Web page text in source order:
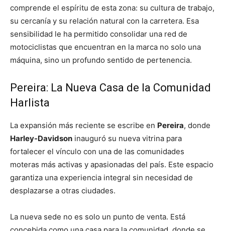
comprende el espíritu de esta zona: su cultura de trabajo,
su cercanía y su relación natural con la carretera. Esa
sensibilidad le ha permitido consolidar una red de
motociclistas que encuentran en la marca no solo una
máquina, sino un profundo sentido de pertenencia.
Pereira: La Nueva Casa de la Comunidad
Harlista
La expansión más reciente se escribe en Pereira, donde
Harley-Davidson inauguró su nueva vitrina para
fortalecer el vínculo con una de las comunidades
moteras más activas y apasionadas del país. Este espacio
garantiza una experiencia integral sin necesidad de
desplazarse a otras ciudades.
La nueva sede no es solo un punto de venta. Está